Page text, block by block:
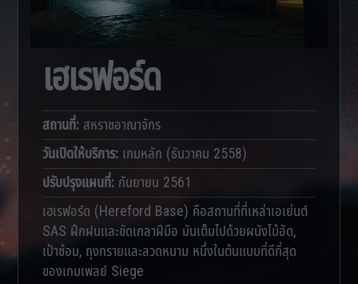
เฮเรฟอร์ด
สถานที่: สหราชอาณาจักร
วันเปิดให้บริการ: เกมหลัก (ธันวาคม 2558)
ปรับปรุงแผนที่: กันยายน 2561
เฮเรฟอร์ด (Hereford Base) คือสถานที่ที่เหล่าเอเย่นต์
SAS ฝึกฝนและขัดเกลาฝีมือ มันเต็มไปด้วยผนังไม้อัด,
เป้าซ้อม, ถุงทรายและลวดหนาม หนึ่งในต้นแบบที่ดีที่สุด
ของเกมเพลย์ Siege